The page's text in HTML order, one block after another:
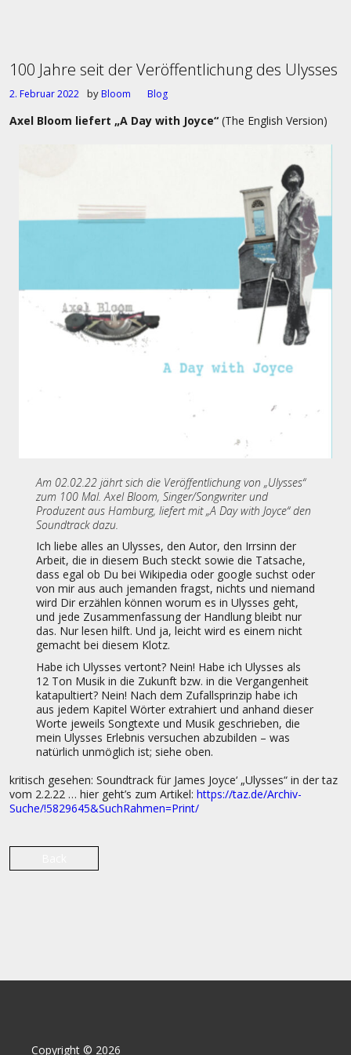
100 Jahre seit der Veröffentlichung des Ulysses
2. Februar 2022 by Bloom Blog
Axel Bloom liefert „A Day with Joyce“ (The English Version)
Am 02.02.22 jährt sich die Veröffentlichung von „Ulysses“
zum 100 Mal. Axel Bloom, Singer/Songwriter und
Produzent aus Hamburg, liefert mit „A Day with Joyce“ den
Soundtrack dazu.
Ich liebe alles an Ulysses, den Autor, den Irrsinn der
Arbeit, die in diesem Buch steckt sowie die Tatsache,
dass egal ob Du bei Wikipedia oder google suchst oder
von mir aus auch jemanden fragst, nichts und niemand
wird Dir erzählen können worum es in Ulysses geht,
und jede Zusammenfassung der Handlung bleibt nur
das. Nur lesen hilft. Und ja, leicht wird es einem nicht
gemacht bei diesem Klotz.
Habe ich Ulysses vertont? Nein! Habe ich Ulysses als
12 Ton Musik in die Zukunft bzw. in die Vergangenheit
katapultiert? Nein! Nach dem Zufallsprinzip habe ich
aus jedem Kapitel Wörter extrahiert und anhand dieser
Worte jeweils Songtexte und Musik geschrieben, die
mein Ulysses Erlebnis versuchen abzubilden – was
natürlich unmöglich ist; siehe oben.
kritisch gesehen: Soundtrack für James Joyce‘ „Ulysses“ in der taz
vom 2.2.22 … hier geht’s zum Artikel: https://taz.de/Archiv-
Suche/!5829645&SuchRahmen=Print/
Copyright © 2026